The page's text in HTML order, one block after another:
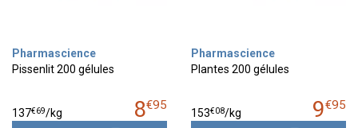
Pharmascience
Pissenlit 200 gélules
8€95
137€69/kg
Pharmascience
Plantes 200 gélules
9€95
153€08/kg